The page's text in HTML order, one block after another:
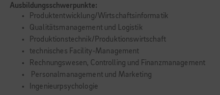
Ausbildungsschwerpunkte:
Produktentwicklung/Wirtschaftsinformatik
Qualitätsmanagement und Logistik
Produktionstechnik/Produktionswirtschaft
technisches Facility-Management
Rechnungswesen, Controlling und Finanzmanagement
Personalmanagement und Marketing
Ingenieurpsychologie